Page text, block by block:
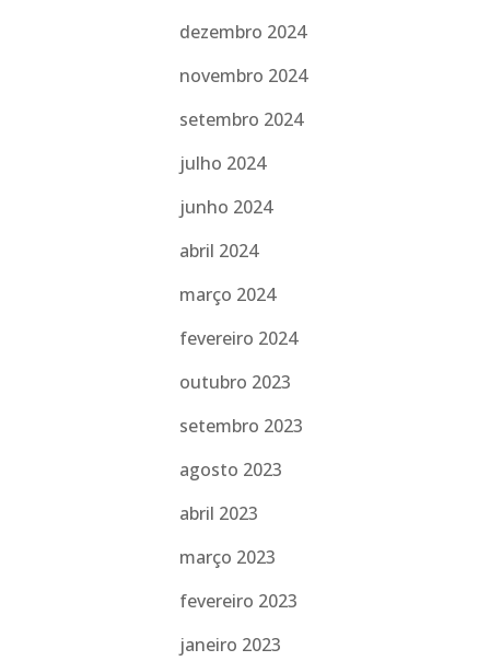
dezembro 2024
novembro 2024
setembro 2024
julho 2024
junho 2024
abril 2024
março 2024
fevereiro 2024
outubro 2023
setembro 2023
agosto 2023
abril 2023
março 2023
fevereiro 2023
janeiro 2023